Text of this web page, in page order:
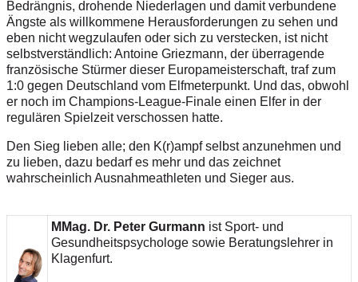
Bedrängnis, drohende Niederlagen und damit verbundene
Ängste als willkommene Herausforderungen zu sehen und
eben nicht wegzulaufen oder sich zu verstecken, ist nicht
selbstverständlich: Antoine Griezmann, der überragende
französische Stürmer dieser Europameisterschaft, traf zum
1:0 gegen Deutschland vom Elfmeterpunkt. Und das, obwohl
er noch im Champions-League-Finale einen Elfer in der
regulären Spielzeit verschossen hatte.
Den Sieg lieben alle; den K(r)ampf selbst anzunehmen und
zu lieben, dazu bedarf es mehr und das zeichnet
wahrscheinlich Ausnahmeathleten und Sieger aus.
MMag. Dr. Peter Gurmann ist Sport- und
Gesundheitspsychologe sowie Beratungslehrer in
Klagenfurt.